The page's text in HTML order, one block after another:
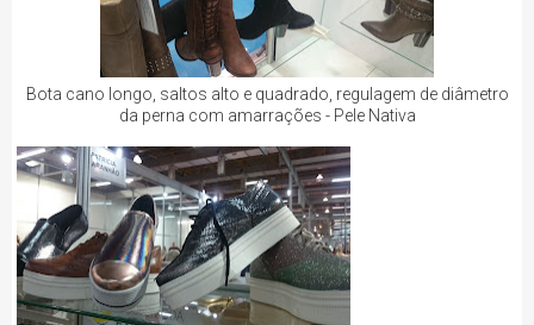
Bota cano longo, saltos alto e quadrado, regulagem de diâmetro
da perna com amarrações - Pele Nativa